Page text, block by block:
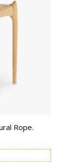
Rope.